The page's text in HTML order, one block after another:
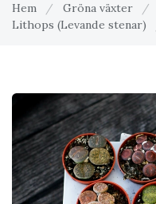
Hem / Gröna växter /
Lithops (Levande stenar)